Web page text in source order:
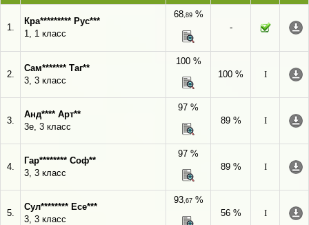
1.
Кра********* Рус***
1, 1 класс
68,89%
-
2.
Сам******* Таг**
3, 3 класс
100 %
100 %
I
3.
Анд**** Арт**
3е, 3 класс
97 %
89 %
I
4.
Гар******** Соф**
3, 3 класс
97 %
89 %
I
5.
Сул******** Есе***
3, 3 класс
93,67%
56 %
I